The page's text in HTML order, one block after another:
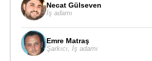
Necat Gülseven
İş adamı
Emre Matraş
Şarkıcı İş adamı